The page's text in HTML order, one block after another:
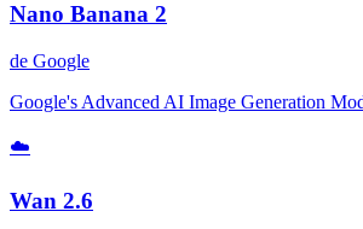
Nano Banana 2
de Google
Google's Advanced AI Image Generation
☁️
Wan 2.6